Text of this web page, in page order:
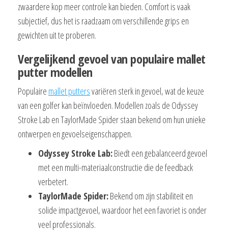
zwaardere kop meer controle kan bieden. Comfort is vaak
subjectief, dus het is raadzaam om verschillende grips en
gewichten uit te proberen.
Vergelijkend gevoel van populaire mallet
putter modellen
Populaire mallet puttersvariëren sterk in gevoel, wat de keuze
van een golfer kan beïnvloeden. Modellen zoals de Odyssey
Stroke Lab en TaylorMade Spider staan bekend om hun unieke
ontwerpen en gevoelseigenschappen.
Odyssey Stroke Lab:Biedt een gebalanceerd gevoel
met een multi-materiaalconstructie die de feedback
verbetert.
TaylorMade Spider:Bekend om zijn stabiliteit en
solide impactgevoel, waardoor het een favoriet is onder
veel professionals.